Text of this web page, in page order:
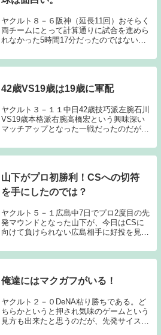
ヤクルト８－６阪神（延長11回）おそらく
両チームにとって計算通りに試合を進めら
れなかった5時間17分だったのではないだ
スコアのゲームになるかと思われたのだ
が、最終的には８－６というシーソーゲー
42歳VS19歳は19歳に軍配
ヤクルト３－１１中日42歳技巧派左腕石川
VS19歳本格派右腕高橋宏という興味深い
マッチアップとなった一戦だったのだが、
こととなった。石川降板後は、登板過多気
味な大下、1軍でアピールしたい久保が打
山下がプロ初勝利！CSへの切符
を手にしたのでは？
ヤクルト５－１広島中7日でプロ2度目の先
発マウンドとなった山下が、今日はCSに
向けて負けられない広島相手に好投を見
自身は、CS出場への切符を手にしたと思
われる。7回2／３を無失点という投球内容
俺達にはマクガフがいる！
ヤクルト２－０DeNA粘り勝ちである。ど
ちらかというと押され気味のゲームという
見方も出来たと思うのだが、先発サイスニ